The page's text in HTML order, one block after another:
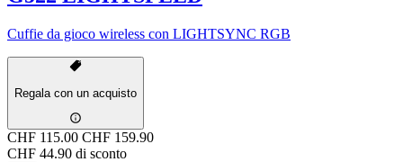
Cuffie da gioco wireless con LIGHTSYNC RGB
Regala con un acquisto
CHF 115.00 CHF 159.90
CHF 44.90 di sconto